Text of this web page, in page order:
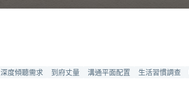
深度傾聽需求 到府丈量 溝通平面配置 生活習慣調查